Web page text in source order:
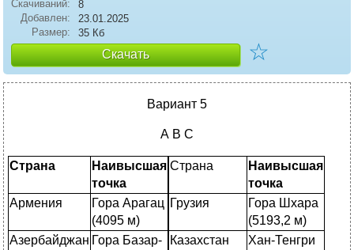
Скачиваний:
8
Добавлен:
23.01.2025
Размер:
35 Кб
Скачать ☆
Вариант 5
А В С
Страна
Наивысшая
точка
Армения
Гора Арагац
(4095 м)
Азербайджан Гора Базар-
Страна
Наивысшая
точка
Грузия
Гора Шхара
(5193,2 м)
Казахстан
Хан-Тенгри